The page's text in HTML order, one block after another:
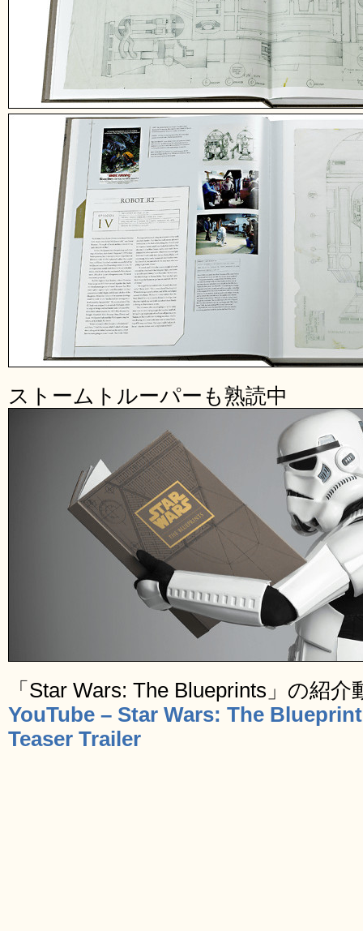
ストームトルーパーも熟読中
「Star Wars: The Blueprints」の紹
YouTube – Star Wars: The
Teaser Trailer